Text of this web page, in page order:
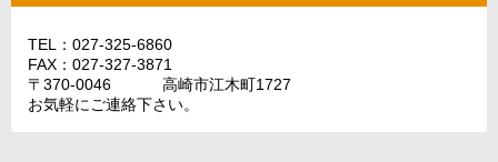
TEL：027-325-6860
FAX：027-327-3871
〒370-0046 高崎市江木町1727
お気軽にご連絡下さい。